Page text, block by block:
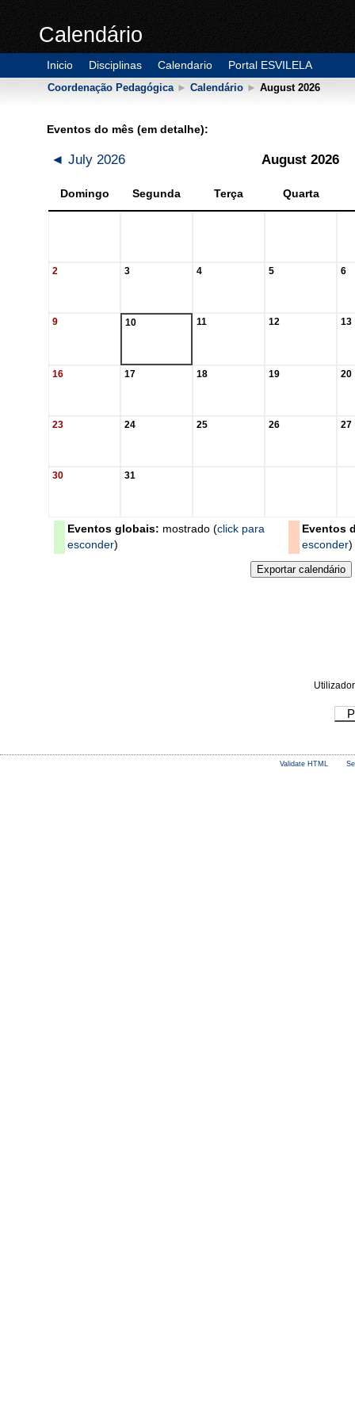
Calendário
Inicio Disciplinas Calendario Portal ESVILELA
Coordenação Pedagógica ► Calendário ► August 2026
Eventos do mês (em detalhe):
◄ July 2026 August 2026
Domingo Segunda Terça Quarta
2 3 4 5 6
9 10 11 12 13
16 17 18 19 20
23 24 25 26 27
30 31
Eventos globais: mostrado (click para
esconder)
Eventos
esconder)
Validate HTML